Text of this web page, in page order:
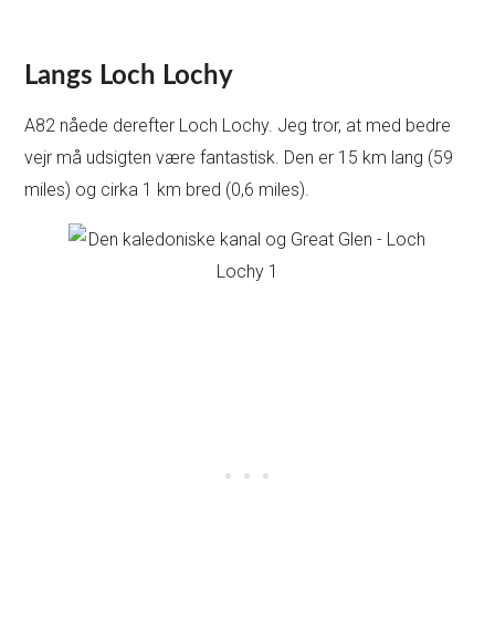
Langs Loch Lochy
A82 nåede derefter Loch Lochy. Jeg tror, at med bedre
vejr må udsigten være fantastisk. Den er 15 km lang (59
miles) og cirka 1 km bred (0,6 miles).